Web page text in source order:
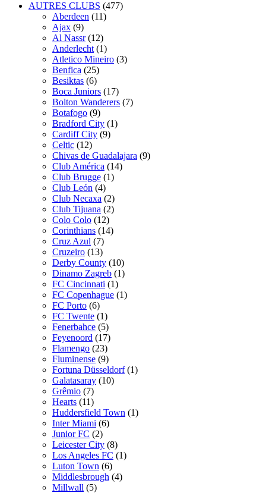
AUTRES CLUBS (477)
Aberdeen (11)
Ajax (9)
Al Nassr (12)
Anderlecht (1)
Atletico Mineiro (3)
Benfica (25)
Besiktas (6)
Boca Juniors (17)
Bolton Wanderers (7)
Botafogo (9)
Bradford City (1)
Cardiff City (9)
Celtic (12)
Chivas de Guadalajara (9)
Club América (14)
Club Brugge (1)
Club León (4)
Club Necaxa (2)
Club Tijuana (2)
Colo Colo (12)
Corinthians (14)
Cruz Azul (7)
Cruzeiro (13)
Derby County (10)
Dinamo Zagreb (1)
FC Cincinnati (1)
FC Copenhague (1)
FC Porto (6)
FC Twente (1)
Fenerbahce (5)
Feyenoord (17)
Flamengo (23)
Fluminense (9)
Fortuna Düsseldorf (1)
Galatasaray (10)
Grêmio (7)
Hearts (11)
Huddersfield Town (1)
Inter Miami (6)
Junior FC (2)
Leicester City (8)
Los Angeles FC (1)
Luton Town (6)
Middlesbrough (4)
Millwall (5)